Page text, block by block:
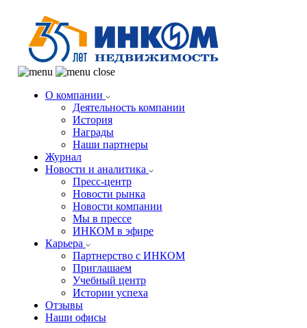
О компании
Деятельность компании
История
Награды
Наши партнеры
Журнал
Новости и аналитика
Пресс-центр
Новости рынка
Новости компании
Мы в прессе
ИНКОМ в эфире
Карьера
Партнерство с ИНКОМ
Приглашаем
Учебный центр
Истории успеха
Отзывы
Наши офисы